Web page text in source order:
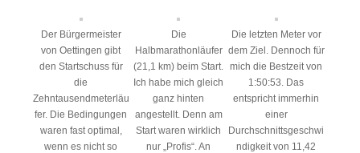
Der Bürgermeister
von Oettingen gibt
den Startschuss für
die
Zehntausendmeterläu
fer. Die Bedingungen
waren fast optimal,
wenn es nicht so
Die
Halbmarathonläufer
(21,1 km) beim Start.
Ich habe mich gleich
ganz hinten
angestellt. Denn am
Start waren wirklich
nur „Profis“. An
Die letzten Meter vor
dem Ziel. Dennoch für
mich die Bestzeit von
1:50:53. Das
entspricht immerhin
einer
Durchschnittsgeschwi
ndigkeit von 11,42